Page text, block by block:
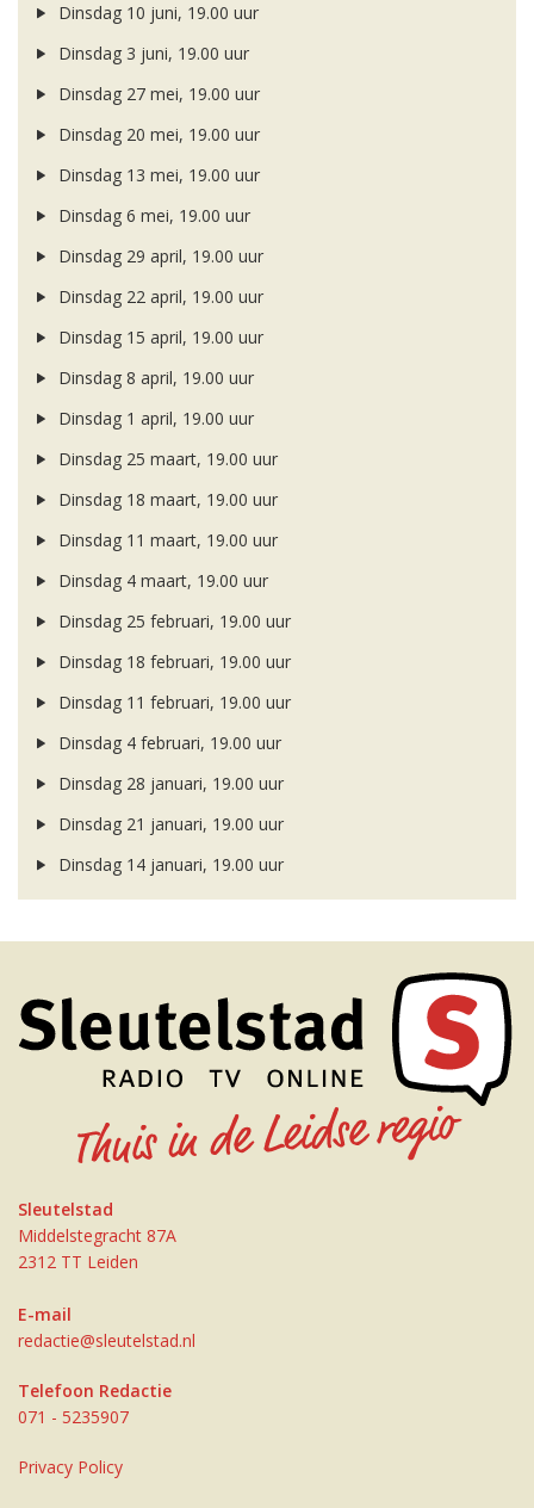
Dinsdag 10 juni, 19.00 uur
Dinsdag 3 juni, 19.00 uur
Dinsdag 27 mei, 19.00 uur
Dinsdag 20 mei, 19.00 uur
Dinsdag 13 mei, 19.00 uur
Dinsdag 6 mei, 19.00 uur
Dinsdag 29 april, 19.00 uur
Dinsdag 22 april, 19.00 uur
Dinsdag 15 april, 19.00 uur
Dinsdag 8 april, 19.00 uur
Dinsdag 1 april, 19.00 uur
Dinsdag 25 maart, 19.00 uur
Dinsdag 18 maart, 19.00 uur
Dinsdag 11 maart, 19.00 uur
Dinsdag 4 maart, 19.00 uur
Dinsdag 25 februari, 19.00 uur
Dinsdag 18 februari, 19.00 uur
Dinsdag 11 februari, 19.00 uur
Dinsdag 4 februari, 19.00 uur
Dinsdag 28 januari, 19.00 uur
Dinsdag 21 januari, 19.00 uur
Dinsdag 14 januari, 19.00 uur
Sleutelstad
Middelstegracht 87A
2312 TT Leiden
E-mail
redactie@sleutelstad.nl
Telefoon Redactie
071 - 5235907
Privacy Policy